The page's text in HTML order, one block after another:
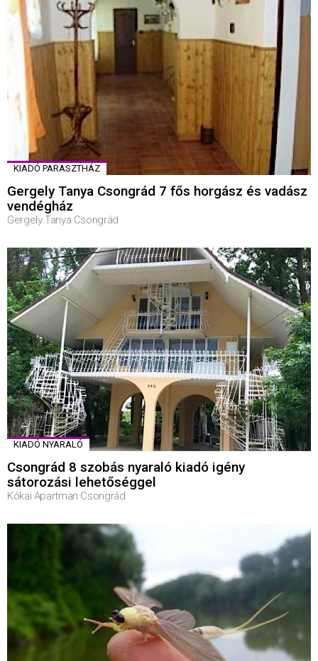
KIADÓ PARASZTHÁZ
Gergely Tanya Csongrád 7 fős horgász és vadász
vendégház
Gergely Tanya Csongrád
KIADÓ NYARALÓ
Csongrád 8 szobás nyaraló kiadó igény
sátorozási lehetőséggel
Kókai Apartman Csongrád